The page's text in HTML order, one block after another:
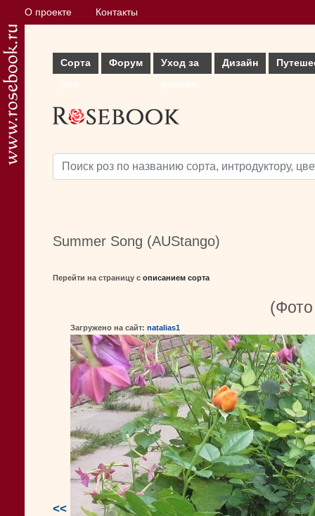
О проекте Контакты
Сорта
Форум
Уход за
Дизайн
Summer Song (AUStango)
Перейти на страницу с описанием сорта
<<
Загружено на сайт: natalias1